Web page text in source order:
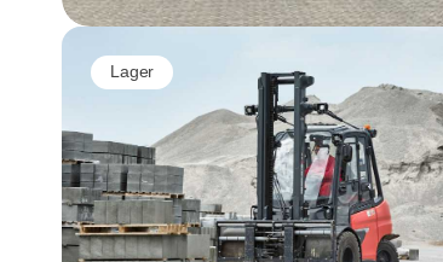
Lager